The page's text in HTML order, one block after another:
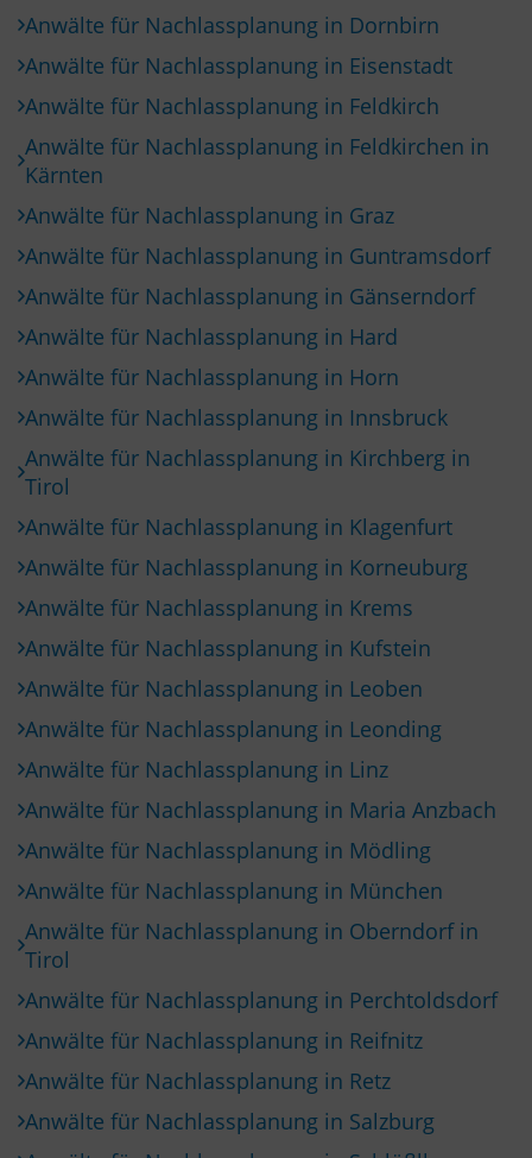
Anwälte für Nachlassplanung in Dornbirn
Anwälte für Nachlassplanung in Eisenstadt
Anwälte für Nachlassplanung in Feldkirch
Anwälte für Nachlassplanung in Feldkirchen in
Kärnten
Anwälte für Nachlassplanung in Graz
Anwälte für Nachlassplanung in Guntramsdorf
Anwälte für Nachlassplanung in Gänserndorf
Anwälte für Nachlassplanung in Hard
Anwälte für Nachlassplanung in Horn
Anwälte für Nachlassplanung in Innsbruck
Anwälte für Nachlassplanung in Kirchberg in
Tirol
Anwälte für Nachlassplanung in Klagenfurt
Anwälte für Nachlassplanung in Korneuburg
Anwälte für Nachlassplanung in Krems
Anwälte für Nachlassplanung in Kufstein
Anwälte für Nachlassplanung in Leoben
Anwälte für Nachlassplanung in Leonding
Anwälte für Nachlassplanung in Linz
Anwälte für Nachlassplanung in Maria Anzbach
Anwälte für Nachlassplanung in Mödling
Anwälte für Nachlassplanung in München
Anwälte für Nachlassplanung in Oberndorf in
Tirol
Anwälte für Nachlassplanung in Perchtoldsdorf
Anwälte für Nachlassplanung in Reifnitz
Anwälte für Nachlassplanung in Retz
Anwälte für Nachlassplanung in Salzburg